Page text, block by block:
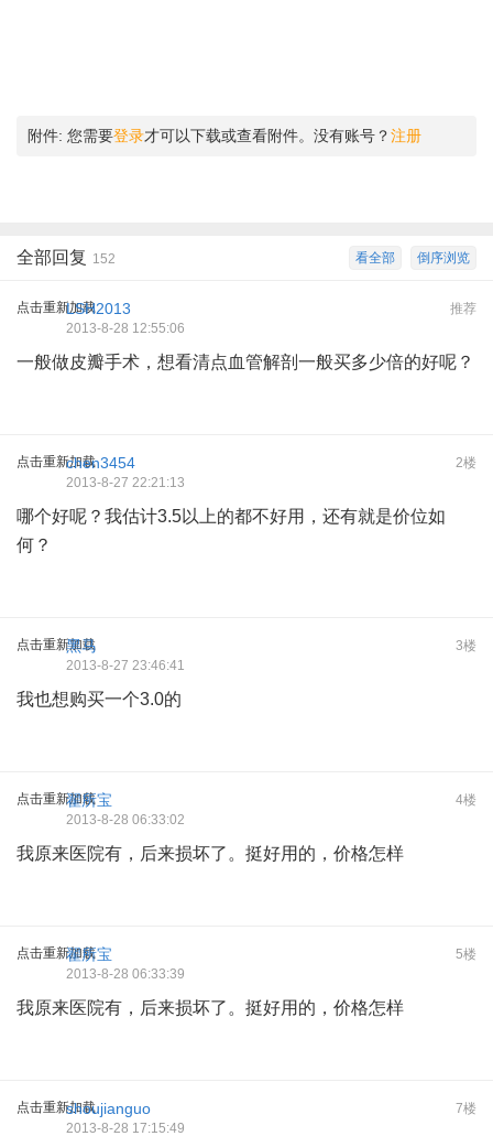
附件: 您需要登录才可以下载或查看附件。没有账号？注册
倒序浏览
看全部
全部回复 152
点击重新加载 推荐
LSH2013
2013-8-28 12:55:06
一般做皮瓣手术，想看清点血管解剖一般买多少倍的好呢？
点击重新加载 2楼
chen3454
2013-8-27 22:21:13
哪个好呢？我估计3.5以上的都不好用，还有就是价位如
何？
点击重新加载 3楼
黑马
2013-8-27 23:46:41
我也想购买一个3.0的
点击重新加载 4楼
翟所宝
2013-8-28 06:33:02
我原来医院有，后来损坏了。挺好用的，价格怎样
点击重新加载 5楼
翟所宝
2013-8-28 06:33:39
我原来医院有，后来损坏了。挺好用的，价格怎样
点击重新加载 7楼
shoujianguo
2013-8-28 17:15:49